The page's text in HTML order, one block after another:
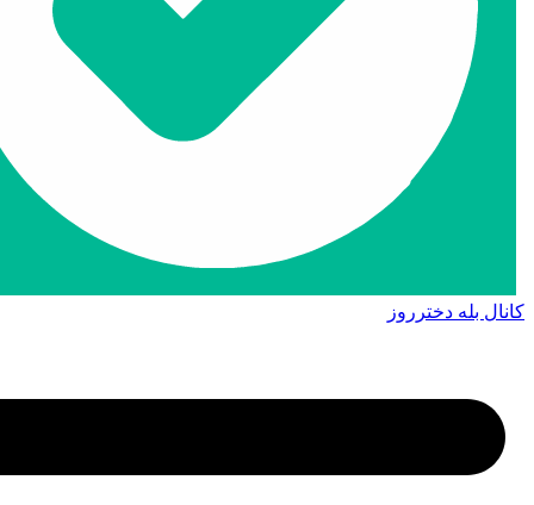
کانال بله دخترروز